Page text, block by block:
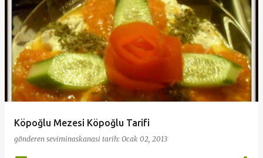
Köpoğlu Mezesi Köpoğlu Tarifi
gönderen seviminaskanasi tarih: Ocak 02, 2013